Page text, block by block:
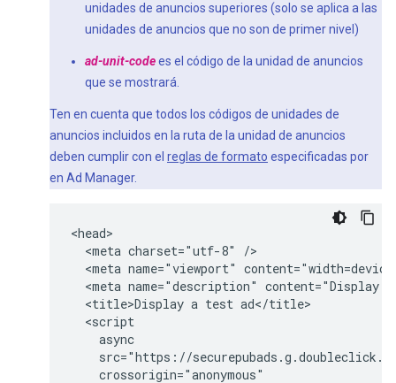
unidades de anuncios superiores (solo se aplica a las
unidades de anuncios que no son de primer nivel)
ad-unit-codees el código de la unidad de anuncios
que se mostrará.
Ten en cuenta que todos los códigos de unidades de
anuncios incluidos en la ruta de la unidad de anuncios
deben cumplir con el reglas de formato especificadas por
en Ad Manager.
<head>
  <meta charset="utf-8" />
<meta name="viewport"
<meta name="description" content="Display
  <title>Display a test ad</title>
  <script
    async
src="https://
    crossorigin="anonymous"